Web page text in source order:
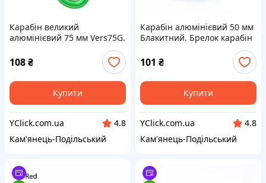
Карабін великий
алюмінієвий 75 мм Vers75G.
Брелок карабін для ключів
75mm. Карабіни для
брелоків
108₴
Купити
YClick.com.ua
4.8
Кам'янець-Подільський
Карабін алюмінієвий 50 мм
Блакитний. Брелок карабін
для ключів. Карабіни для
брелоків
101 ₴
Купити
YClick.com.ua
4.8
Кам'янець-Подільський